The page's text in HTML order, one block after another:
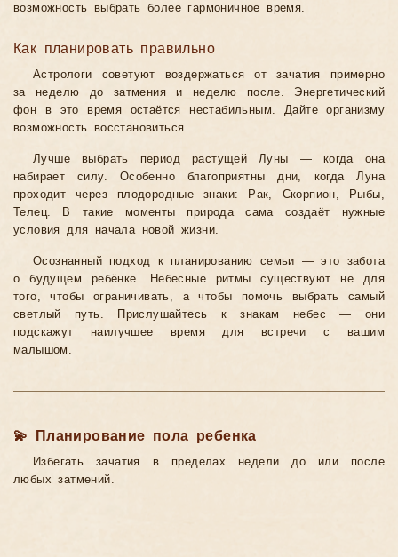
возможность выбрать более гармоничное время.
Как планировать правильно
Астрологи советуют воздержаться от зачатия примерно
за неделю до затмения и неделю после. Энергетический
фон в это время остаётся нестабильным. Дайте организму
возможность восстановиться.
Лучше выбрать период растущей Луны — когда она
набирает силу. Особенно благоприятны дни, когда Луна
проходит через плодородные знаки: Рак, Скорпион, Рыбы,
Телец. В такие моменты природа сама создаёт нужные
условия для начала новой жизни.
Осознанный подход к планированию семьи — это забота
о будущем ребёнке. Небесные ритмы существуют не для
того, чтобы ограничивать, а чтобы помочь выбрать самый
светлый путь. Прислушайтесь к знакам небес — они
подскажут наилучшее время для встречи с вашим
малышом.
💫 Планирование пола ребенка
Избегать зачатия в пределах недели до или после
любых затмений.